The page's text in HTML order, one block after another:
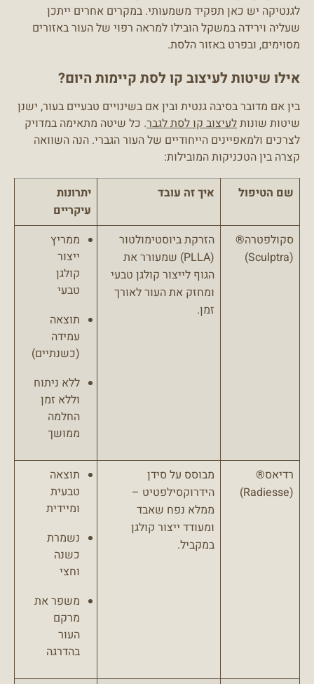
לגנטיקה יש כאן תפקיד משמעותי. במקרים אחרים ייתכן
שעליה וירידה במשקל הובילו למראה רפוי של העור באזורים
מסוימים, ובפרט באזור הלסת.
אילו שיטות לעיצוב קו לסת קיימות היום?
בין אם מדובר בסיבה גנטית ובין אם בשינויים טבעיים בעור, ישנן
שיטות שונותלעיצוב קו לסת לגבר. כל שיטה מתאימה במדויק
לצרכים ולמאפיינים הייחודיים של העור הגברי. הנה השוואה
קצרה בין הטכניקות המובילות:
שם הטיפול איך זה עובד
יתרונות
עיקריים
סקולפטרה®
(Sculptra)
הזרקת ביוסטימולטור
(PLLA) שמעורר את
הגוף לייצור קולגן טבעי
ומחזק את העור לאורך
זמן.
ממריץ
ייצור
קולגן
טבעי
תוצאה
עמידה
(כשנתיים)
ללא ניתוח
וללא זמן
החלמה
ממושך
רדיאס®
(Radiesse)
מבוסס על סידן
הידרוקסילפטיט –
ממלא נפח שאבד
ומעודד ייצור קולגן
במקביל.
תוצאה
טבעית
ומיידית
נשמרת
כשנה
וחצי
משפר את
מרקם
העור
בהדרגה